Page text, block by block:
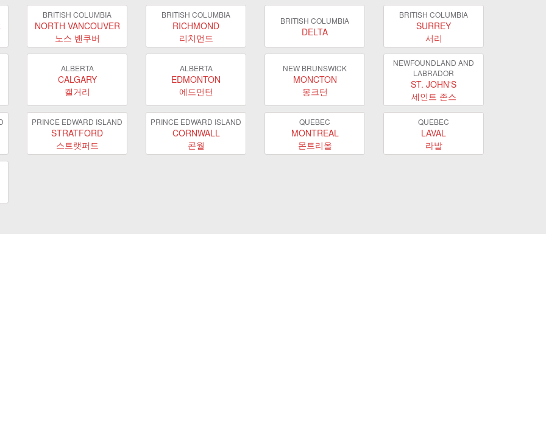
BRITISH COLUMBIA
NORTH VANCOUVER
노스 밴쿠버
BRITISH COLUMBIA
RICHMOND
리치먼드
BRITISH COLUMBIA
DELTA
BRITISH COLUMBIA
SURREY
서리
ALBERTA
CALGARY
캘거리
ALBERTA
EDMONTON
에드먼턴
NEW BRUNSWICK
MONCTON
몽크턴
NEWFOUNDLAND AND
LABRADOR
ST. JOHN'S
세인트 존스
PRINCE EDWARD ISLAND
STRATFORD
스트랫퍼드
PRINCE EDWARD ISLAND
CORNWALL
콘월
QUEBEC
MONTREAL
몬트리올
QUEBEC
LAVAL
라발